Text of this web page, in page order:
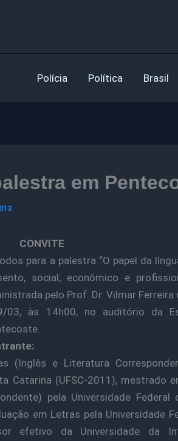
Polícia Política Brasil
CONVITE
para a palestra “O papel da
social, econômico e
pelo Prof. Dr. Vilmar Ferreira
03, às 14h00, no auditório da
(Inglês e Literatura
Catarina (UFSC-2011), mestrado
pela Universidade Federal
em Letras pela Universidade
efetivo da Universidade da